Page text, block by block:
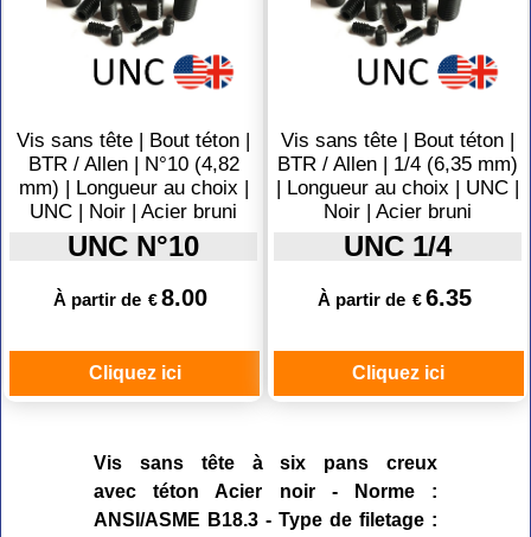
Vis sans tête | Bout téton |
BTR / Allen | N°10 (4,82
mm) | Longueur au choix |
UNC | Noir | Acier bruni
UNC N°10
À partir de € 8.00
Cliquez ici
Vis sans tête | Bout téton |
BTR / Allen | 1/4 (6,35 mm)
| Longueur au choix | UNC |
Noir | Acier bruni
UNC 1/4
À partir de € 6.35
Cliquez ici
Vis sans tête à six pans creux
avec téton Acier noir - Norme :
ANSI/ASME B18.3 - Type de filetage :